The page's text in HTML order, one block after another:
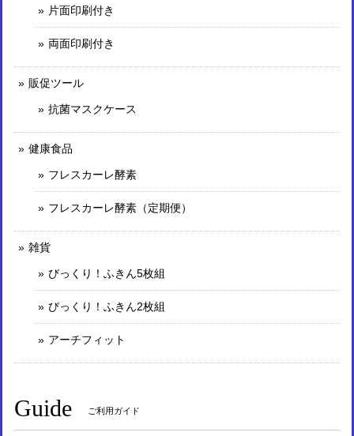
片面印刷付き
両面印刷付き
販促ツール
抗菌マスクケース
健康食品
フレスカーレ酵素
フレスカーレ酵素（定期便）
雑貨
びっくり！ふきん5枚組
びっくり！ふきん2枚組
アーチフィット
Guide ご利用ガイド